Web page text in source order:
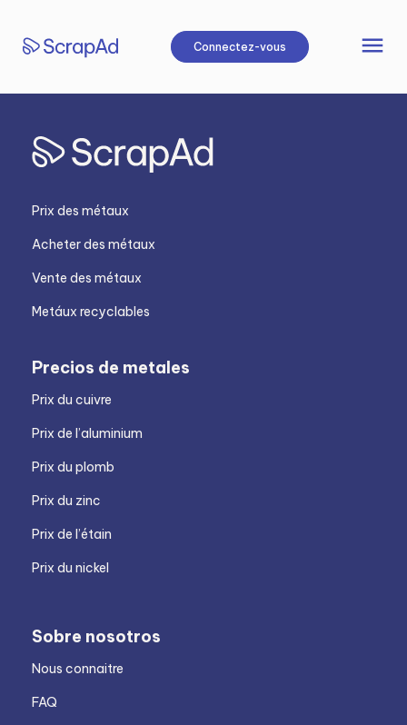
contenu
Connectez-vous menu
Prix des métaux
Acheter des métaux
Vente des métaux
Metáux recyclables
Precios de metales
Prix du cuivre
Prix de l’aluminium
Prix du plomb
Prix du zinc
Prix de l’étain
Prix du nickel
Sobre nosotros
Nous connaitre
FAQ